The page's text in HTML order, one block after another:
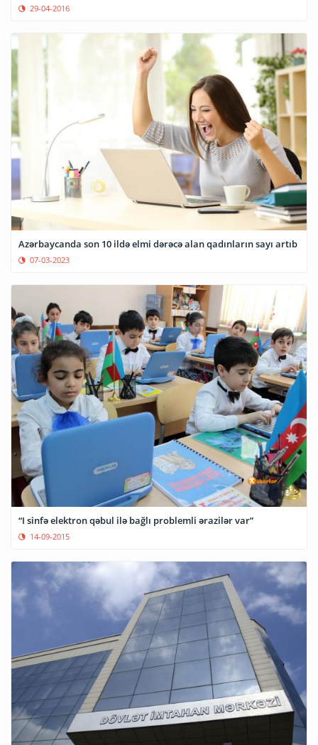
29-04-2016
Azərbaycanda son 10 ildə elmi dərəcə alan qadınların sayı artıb
07-03-2023
“I sinfə elektron qəbul ilə bağlı problemli ərazilər var”
14-09-2015